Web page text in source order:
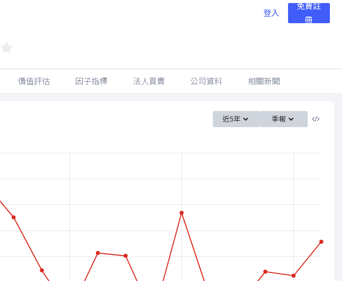
登入
免費註
冊
價值評估 因子指標 法人買賣 公司資料 相關新聞
近5年 季報